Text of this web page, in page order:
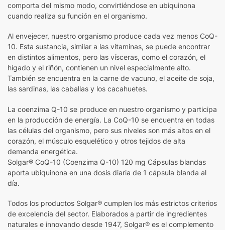
comporta del mismo modo, convirtiéndose en ubiquinona
cuando realiza su función en el organismo.
Al envejecer, nuestro organismo produce cada vez menos CoQ-
10. Esta sustancia, similar a las vitaminas, se puede encontrar
en distintos alimentos, pero las vísceras, como el corazón, el
hígado y el riñón, contienen un nivel especialmente alto.
También se encuentra en la carne de vacuno, el aceite de soja,
las sardinas, las caballas y los cacahuetes.
La coenzima Q-10 se produce en nuestro organismo y participa
en la producción de energía. La CoQ-10 se encuentra en todas
las células del organismo, pero sus niveles son más altos en el
corazón, el músculo esquelético y otros tejidos de alta
demanda energética.
Solgar® CoQ-10 (Coenzima Q-10) 120 mg Cápsulas blandas
aporta ubiquinona en una dosis diaria de 1 cápsula blanda al
día.
Todos los productos Solgar® cumplen los más estrictos criterios
de excelencia del sector. Elaborados a partir de ingredientes
naturales e innovando desde 1947, Solgar® es el complemento